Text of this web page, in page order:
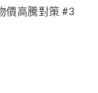
價高騰對策 #3